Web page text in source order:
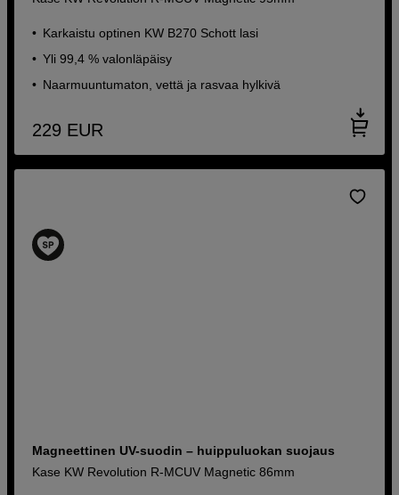
Karkaistu optinen KW B270 Schott lasi
Yli 99,4 % valonläpäisy
Naarmuuntumaton, vettä ja rasvaa hylkivä
229 EUR
Magneettinen UV-suodin – huippuluokan suojaus
Kase KW Revolution R-MCUV Magnetic 86mm